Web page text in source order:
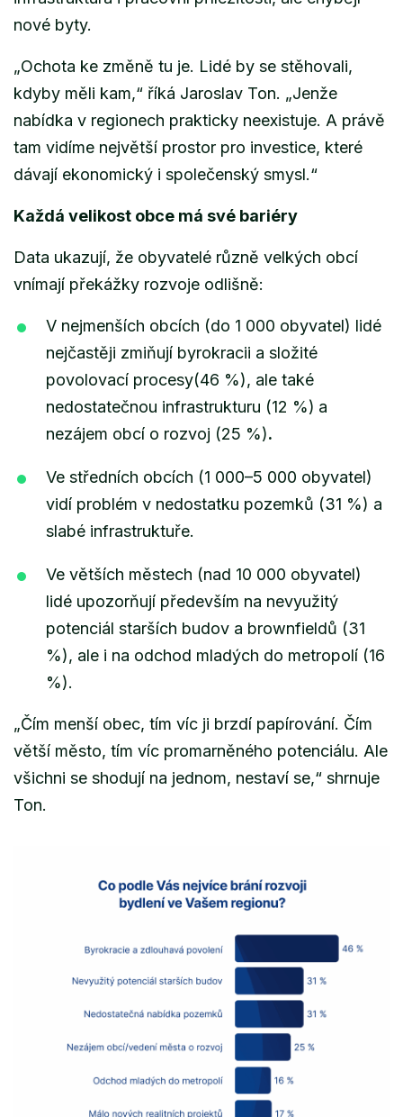
nové byty.
„Ochota ke změně tu je. Lidé by se stěhovali,
kdyby měli kam,“ říká Jaroslav Ton. „Jenže
nabídka v regionech prakticky neexistuje. A právě
tam vidíme největší prostor pro investice, které
dávají ekonomický i společenský smysl.“
Každá velikost obce má své bariéry
Data ukazují, že obyvatelé různě velkých obcí
vnímají překážky rozvoje odlišně:
V nejmenších obcích (do 1 000 obyvatel) lidé
nejčastěji zmiňují byrokracii a složité
povolovací procesy(46 %), ale také
nedostatečnou infrastrukturu (12 %) a
nezájem obcí o rozvoj (25 %).
Ve středních obcích (1 000–5 000 obyvatel)
vidí problém v nedostatku pozemků (31 %) a
slabé infrastruktuře.
Ve větších městech (nad 10 000 obyvatel)
lidé upozorňují především na nevyužitý
potenciál starších budov a brownfieldů (31
%), ale i na odchod mladých do metropolí (16
%).
„Čím menší obec, tím víc ji brzdí papírování. Čím
větší město, tím víc promarněného potenciálu. Ale
všichni se shodují na jednom, nestaví se,“ shrnuje
Ton.